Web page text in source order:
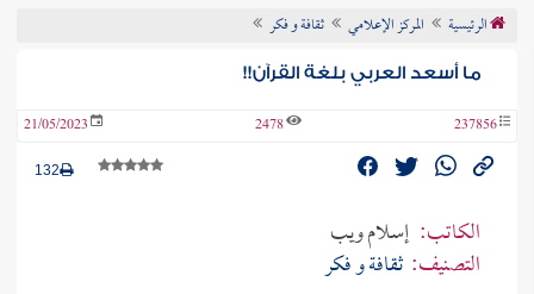
الرئيسية المركز الإعلامي ثقافة و فكر
ما أسعد العربي بلغة القرآن!!
237856
2478
21/05/2023
132
الكاتب: إسلام ويب
التصنيف: ثقافة و فكر